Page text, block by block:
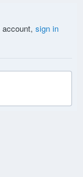
sign in